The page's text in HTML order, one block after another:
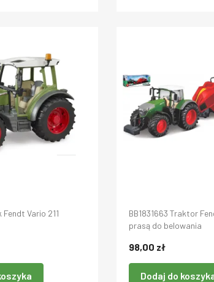
Fendt Vario 211
BB1831663 Traktor
prasą do belowania
98,00 zł
Dodaj do